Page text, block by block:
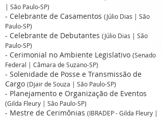
| São Paulo-SP)
- Celebrante de Casamentos (Júlio Dias | São
Paulo-SP)
- Celebrante de Debutantes (Júlio Dias | São
Paulo-SP)
- Cerimonial no Ambiente Legislativo (Senado
Federal | Câmara de Suzano-SP)
- Solenidade de Posse e Transmissão de
Cargo (Djair de Souza | São Paulo-SP)
- Planejamento e Organização de Eventos
(Gilda Fleury | São Paulo-SP)
- Mestre de Cerimônias (IBRADEP - Gilda Fleury |